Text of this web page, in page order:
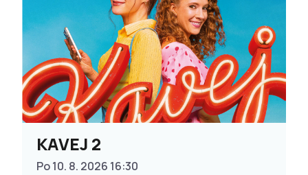
KAVEJ 2
Po 10. 8. 2026 16:30